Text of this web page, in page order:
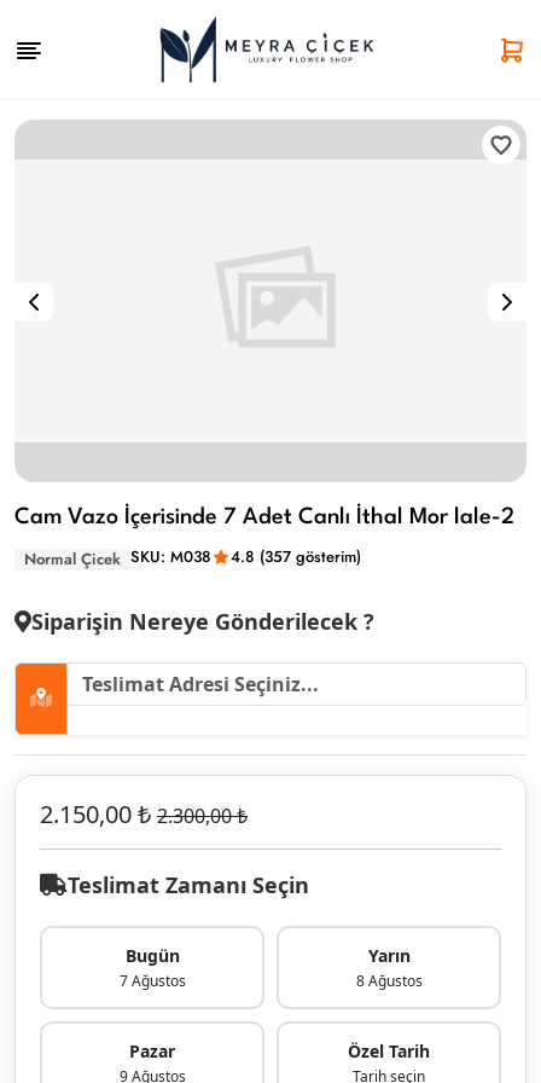
Cam Vazo İçerisinde 7 Adet Canlı İthal Mor lale-2
Normal Çicek SKU: M038 4.8 (357 gösterim)
Siparişin Nereye Gönderilecek ?
2.150,00 ₺ 2.300,00 ₺
Teslimat Zamanı Seçin
Bugün
7 Ağustos
Yarın
8 Ağustos
Pazar
9 Ağustos
Özel Tarih
Tarih seçin